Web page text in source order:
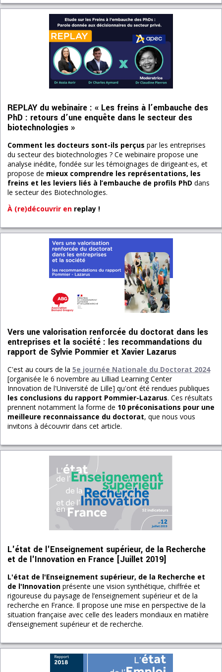
REPLAY du webinaire : « Les freins à l’embauche des
PhD : retours d’une enquête dans le secteur des
biotechnologies »
Comment les docteurs sont-ils perçus par les entreprises
du secteur des biotechnologies ? Ce webinaire propose une
analyse inédite, fondée sur les témoignages de dirigeant·es, et
propose de mieux comprendre les représentations, les
freins et les leviers liés à l’embauche de profils PhD dans
le secteur des Biotechnologies.
À (re)découvrir en replay !
Vers une valorisation renforcée du doctorat dans les
entreprises et la société : les recommandations du
rapport de Sylvie Pommier et Xavier Lazarus
C'est au cours de la 5e journée Nationale du Doctorat 2024
[organisée le 6 novembre au Lilliad Learning Center
Innovation de l'Université de Lille] qu'ont été rendues publiques
les conclusions du rapport Pommier-Lazarus. Ces résultats
prennent notamment la forme de 10 préconisations pour une
meilleure reconnaissance du doctorat, que nous vous
invitons à découvrir dans cet article.
L'état de l'Enseignement supérieur, de la Recherche
et de l'Innovation en France [Juillet 2019]
L'état de l'Enseignement supérieur, de la Recherche et
de l'Innovation présente une vision synthétique, chiffrée et
rigoureuse du paysage de l’enseignement supérieur et de la
recherche en France. Il propose une mise en perspective de la
situation française avec celle des leaders mondiaux en matière
d’enseignement supérieur et de recherche.